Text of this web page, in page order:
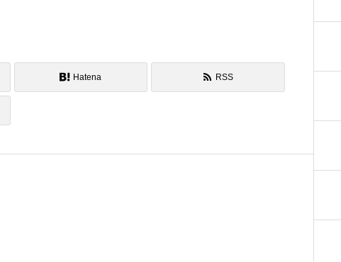
Hatena RSS